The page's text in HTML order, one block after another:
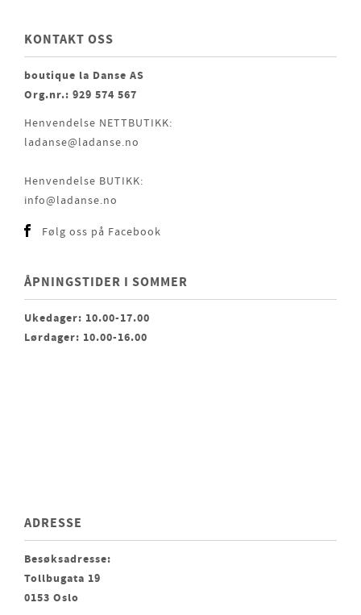
KONTAKT OSS
boutique la Danse AS
Org.nr.: 929 574 567
Henvendelse NETTBUTIKK:
ladanse@ladanse.no
Henvendelse BUTIKK:
info@ladanse.no
Følg oss på Facebook
ÅPNINGSTIDER I SOMMER
Ukedager: 10.00-17.00
Lørdager: 10.00-16.00
ADRESSE
Besøksadresse:
Tollbugata 19
0153 Oslo